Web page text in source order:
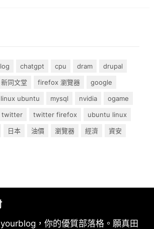
chatgpt cpu dram
drupal
同文堂 firefox 瀏覽器
google
linux ubuntu mysql nvidia
ogame
twitter twitter firefox
ubuntu linux
日本 油價 瀏覽器 經濟
資安
，你的優質部落格。願真田